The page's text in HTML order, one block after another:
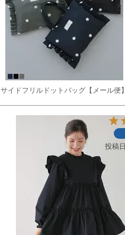
サイドフリルドットバッグ【メール便】
投稿日